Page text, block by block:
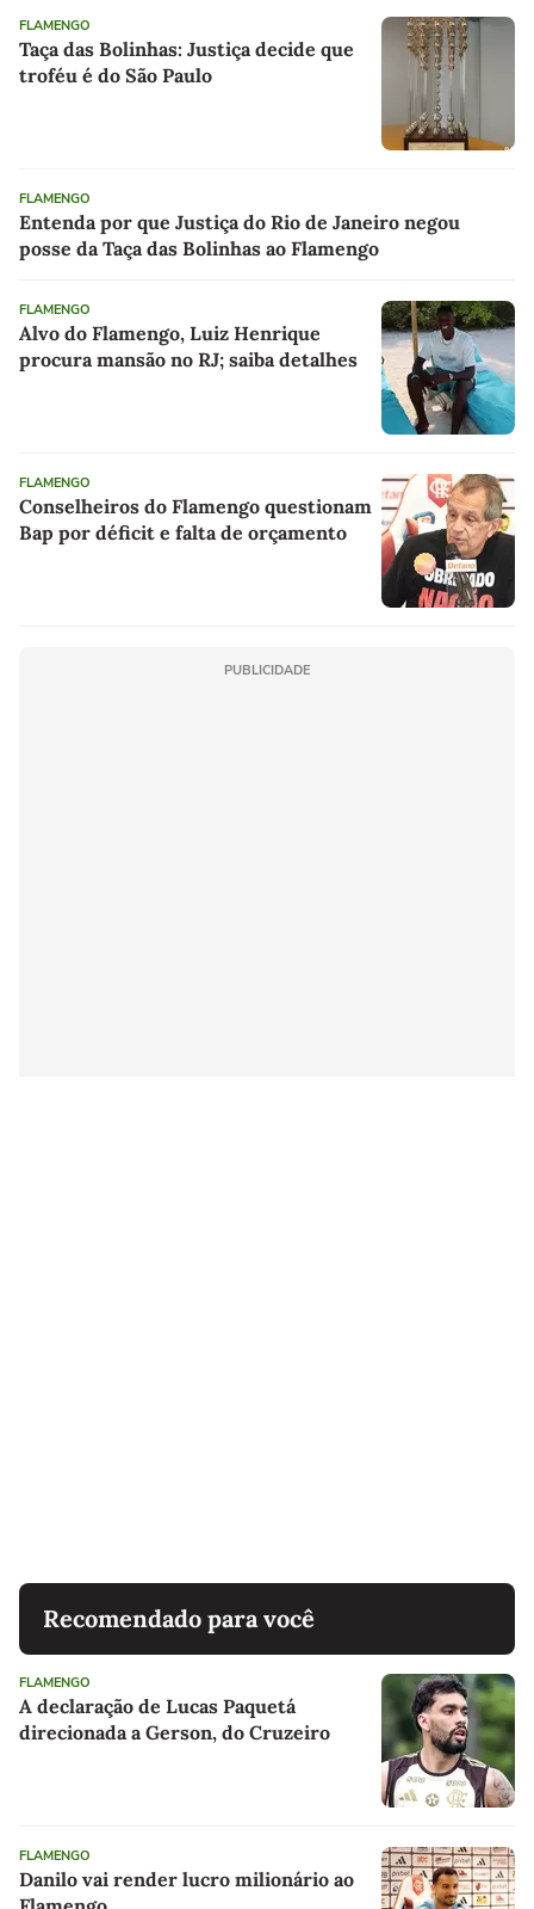
FLAMENGO
Taça das Bolinhas: Justiça decide que
troféu é do São Paulo
FLAMENGO
Entenda por que Justiça do Rio de Janeiro negou
posse da Taça das Bolinhas ao Flamengo
FLAMENGO
Alvo do Flamengo, Luiz Henrique
procura mansão no RJ; saiba detalhes
FLAMENGO
Conselheiros do Flamengo questionam
Bap por déficit e falta de orçamento
PUBLICIDADE
Recomendado para você
FLAMENGO
A declaração de Lucas Paquetá
direcionada a Gerson, do Cruzeiro
FLAMENGO
Danilo vai render lucro milionário ao